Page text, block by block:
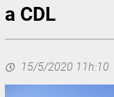
a CDL
15/5/2020 11h:10